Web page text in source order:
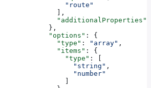
"route"
],
"additionalProperties"
},
"options"
: {
"type"
: "array" ,
"items"
: {
"type"
: [
"string"
,
"number"
]